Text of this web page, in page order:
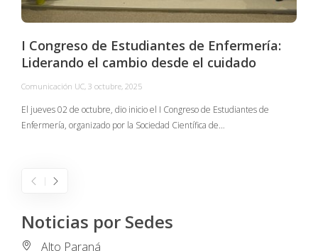
I Congreso de Estudiantes de Enfermería:
Liderando el cambio desde el cuidado
Comunicación UC, 3 octubre, 2025
El jueves 02 de octubre, dio inicio el I Congreso de Estudiantes de
Enfermería, organizado por la Sociedad Científica de…
Noticias por Sedes
Alto Paraná